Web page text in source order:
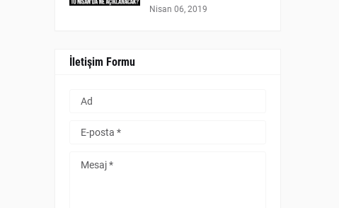
Nisan 06, 2019
İletişim Formu